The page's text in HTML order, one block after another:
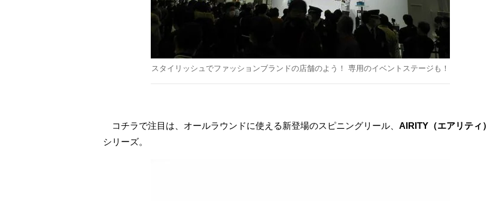
スタイリッシュでファッションブランドの店舗のよう！ 専用のイベントステージも！
コチラで注目は、オールラウンドに使える新登場のスピニングリール、 AIRITY（エアリティ）
シリーズ。